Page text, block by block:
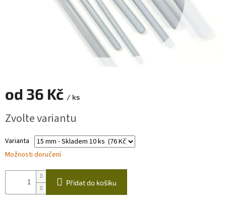
Napište
Měna
od 36 Kč / ks
cena:
Zvolte variantu
Varianta
Možnosti doručení
Přidat do košíku